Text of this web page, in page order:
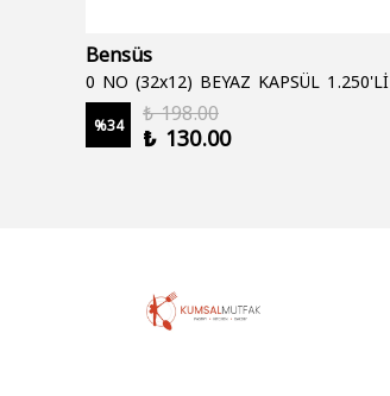
Bensüs
0 NO (32x12) BEYAZ KAPSÜL 1.250'Lİ
%34
₺ 198.00
₺ 130.00